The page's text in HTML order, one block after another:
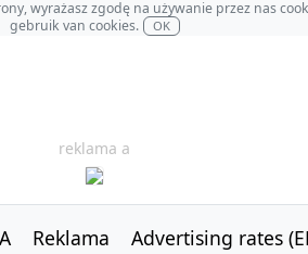
wyrażasz zgodę na używanie przez nas
gebruik van cookies.
OK
reklama a
Reklama Advertising rates